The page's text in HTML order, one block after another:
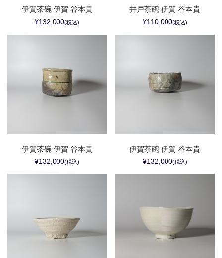
伊賀茶碗 伊賀 谷本貴
¥132,000(税込)
井戸茶碗 伊賀 谷本貴
¥110,000(税込)
伊賀茶碗 伊賀 谷本貴
¥132,000(税込)
伊賀茶碗 伊賀 谷本貴
¥132,000(税込)